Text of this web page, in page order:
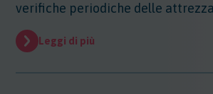
verifiche periodiche delle
Leggi di più